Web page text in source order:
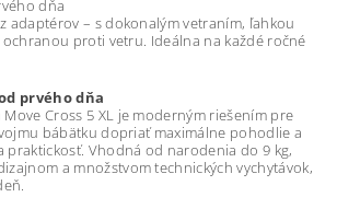
dňa
adaptérov – s dokonalým vetraním, ľahkou
proti vetru. Ideálna na každé ročné
prvého dňa
Cross 5 XL je moderným riešením pre
bábätku dopriať maximálne pohodlie a
praktickosť. Vhodná od narodenia do 9 kg,
a množstvom technických vychytávok,